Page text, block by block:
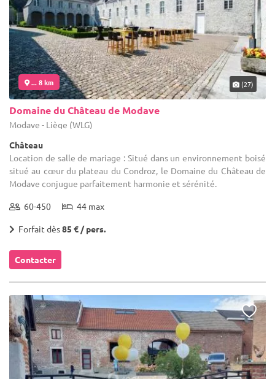
... 8 km (27)
Domaine du Château de Modave
Modave - Liège (WLG)
Château
Location de salle de mariage : Situé dans un environnement boisé
situé au cœur du plateau du Condroz, le Domaine du Château de
Modave conjugue parfaitement harmonie et sérénité.
60-450 44 max
Forfait dès85 € / pers.
Contacter